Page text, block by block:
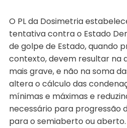
O PL da Dosimetria
tentativa contra o Estado
de golpe de Estado, quando
contexto, devem resultar na
mais grave, e não na soma
altera o cálculo das
mínimas e máximas e
necessário para progressão
para o semiaberto ou aberto.